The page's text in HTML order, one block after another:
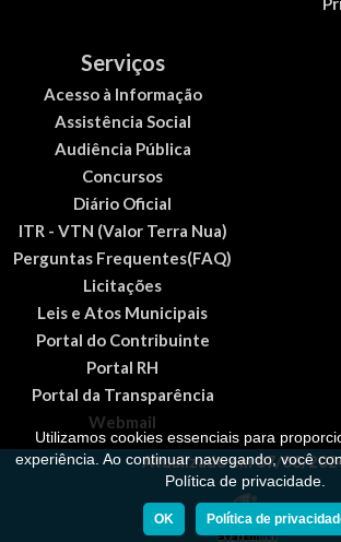
Utilizamos cookies essenciais para
experiência. Ao continuar navegando, você
Política de privacidade.
OK Política de
Serviços
Acesso à Informação
Assistência Social
Audiência Pública
Concursos
Diário Oficial
ITR - VTN (Valor Terra Nua)
Perguntas Frequentes(FAQ)
Licitações
Leis e Atos Municipais
Portal do Contribuinte
Portal RH
Portal da Transparência
Webmail
Atualizado em 07/06/